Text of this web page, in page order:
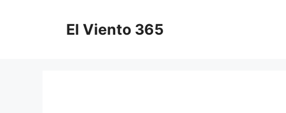
El Viento 365